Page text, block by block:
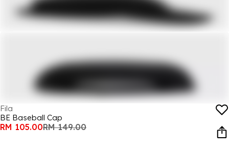
Fila
BE Baseball Cap
RM 105.00RM 149.00